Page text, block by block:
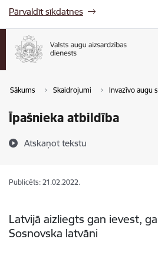
Pārvaldīt sīkdatnes
Sākums Skaidrojumi Invazīvo augu
Īpašnieka atbildība
Atskaņot tekstu
Publicēts: 21.02.2022.
Latvijā aizliegts gan ievest,
Sosnovska latvāni